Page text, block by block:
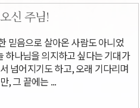
신 주님!
믿음으로 살아온 사람도 아니었
하나님을 의지하고 싶다는 기대가
넘어지기도 하고, 오래 기다리며
, 그 끝에는 ...